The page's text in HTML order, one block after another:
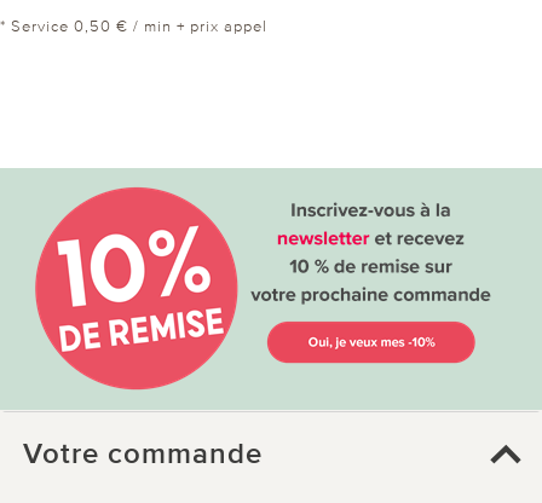
* Service 0,50 € / min + prix appel
Votre commande